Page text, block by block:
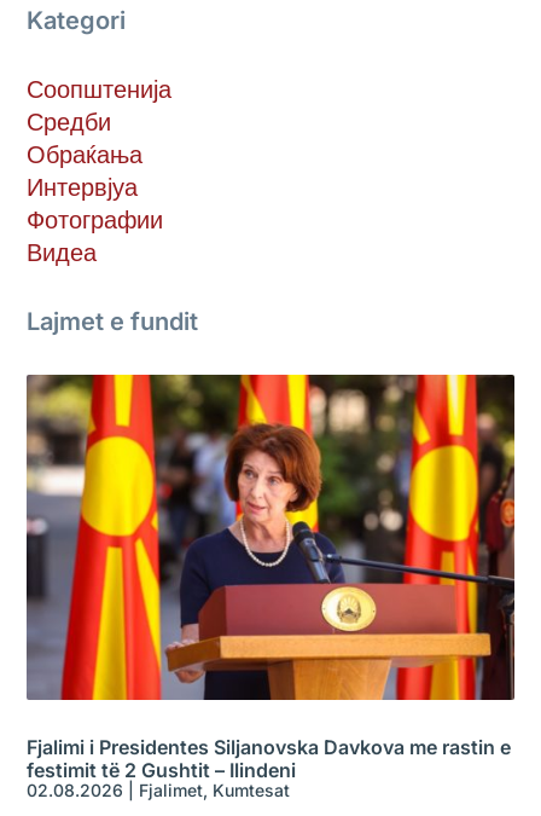
Kategori
Соопштенија
Средби
Обраќања
Интервјуа
Фотографии
Видеа
Lajmet e fundit
Fjalimi i Presidentes Siljanovska Davkova me rastin e
festimit të 2 Gushtit – Ilindeni
02.08.2026 Fjalimet, Kumtesat